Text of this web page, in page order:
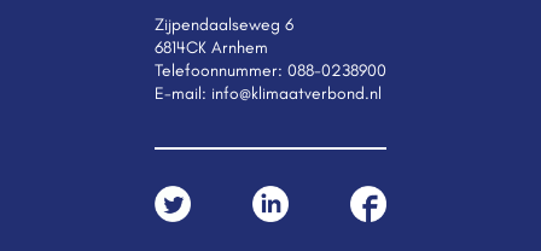
Zijpendaalseweg 6
6814CK Arnhem
Telefoonnummer: 088-0238900
E-mail: info@klimaatverbond.nl